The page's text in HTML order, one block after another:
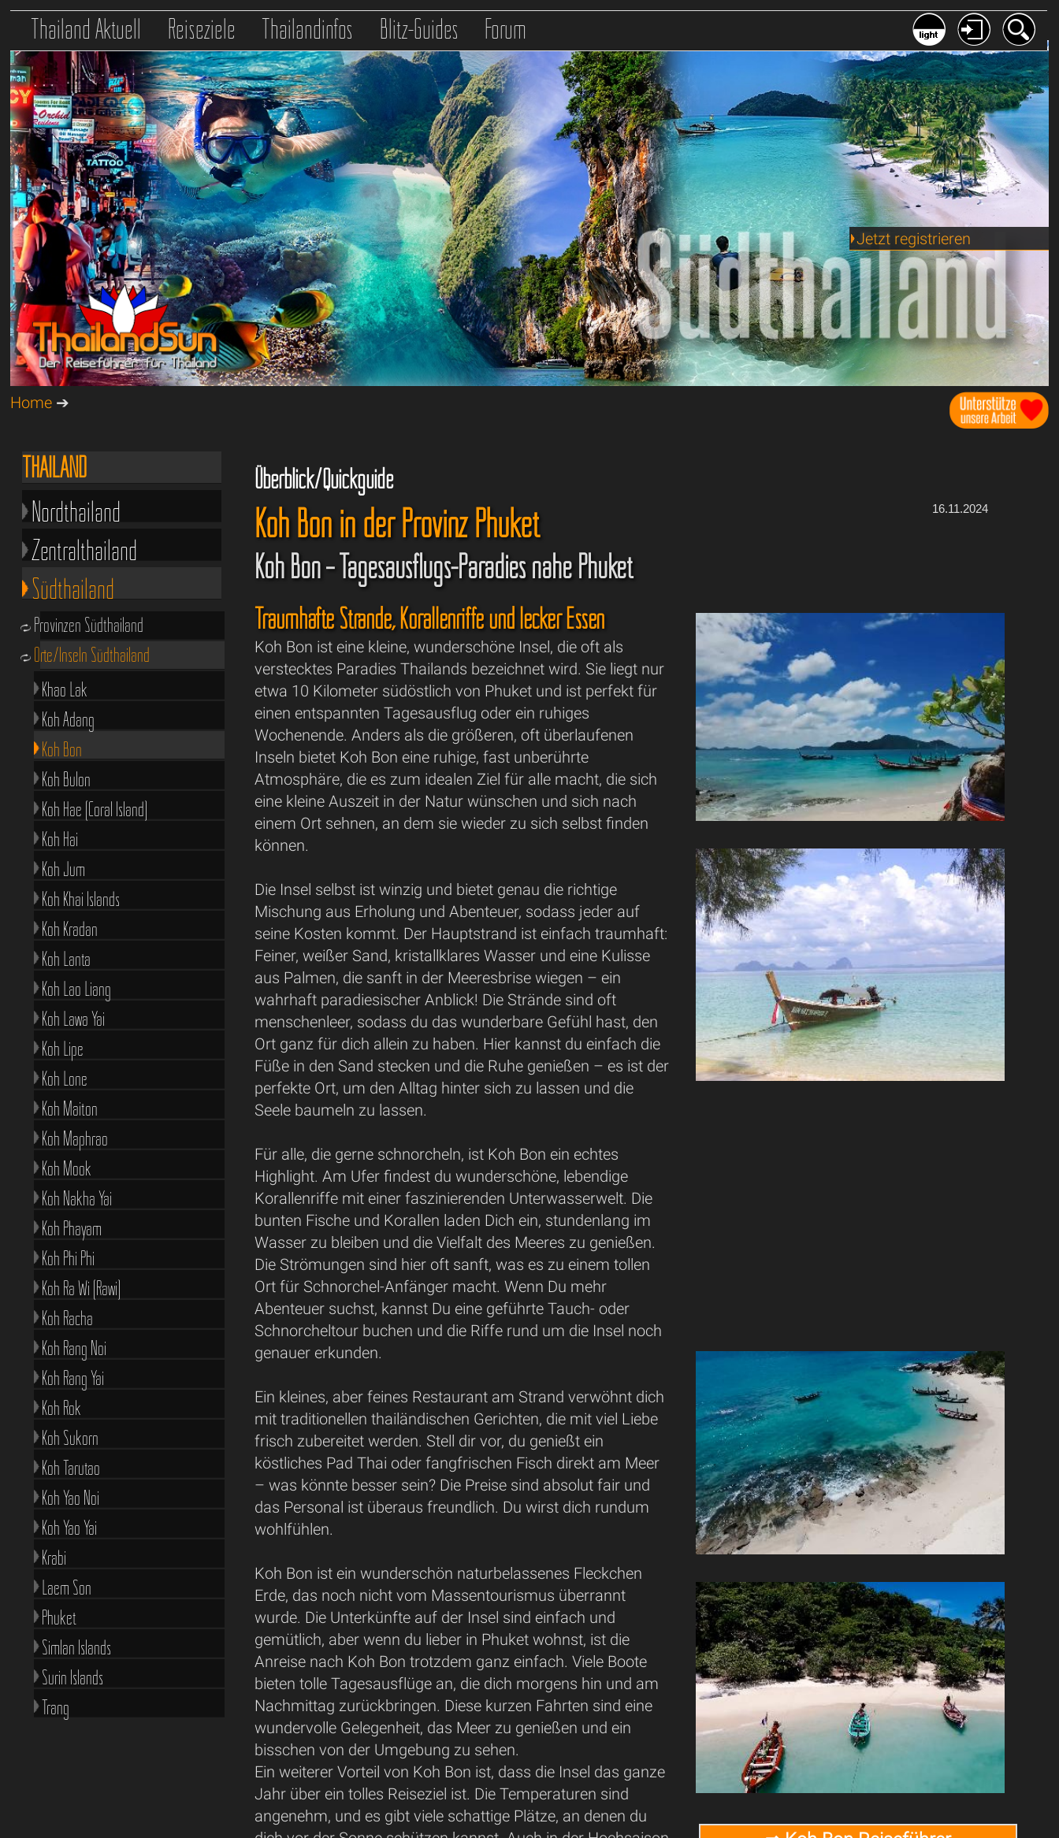
Thailand Aktuell Reiseziele Thailandinfos Blitz-Guides Forum
Jetzt registrieren
Home ➔
Überblick/Quickguide
16.11.2024
Koh Bon in der Provinz Phuket
Koh Bon – Tagesausflugs-Paradies nahe Phuket
Traumhafte Strände, Korallenriffe und lecker Essen
Koh Bon ist eine kleine, wunderschöne Insel, die oft als
verstecktes Paradies Thailands bezeichnet wird. Sie liegt nur
etwa 10 Kilometer südöstlich von Phuket und ist perfekt für
einen entspannten Tagesausflug oder ein ruhiges
Wochenende. Anders als die größeren, oft überlaufenen
Inseln bietet Koh Bon eine ruhige, fast unberührte
Atmosphäre, die es zum idealen Ziel für alle macht, die sich
eine kleine Auszeit in der Natur wünschen und sich nach
einem Ort sehnen, an dem sie wieder zu sich selbst finden
können.
Die Insel selbst ist winzig und bietet genau die richtige
Mischung aus Erholung und Abenteuer, sodass jeder auf
seine Kosten kommt. Der Hauptstrand ist einfach traumhaft:
Feiner, weißer Sand, kristallklares Wasser und eine Kulisse
aus Palmen, die sanft in der Meeresbrise wiegen – ein
wahrhaft paradiesischer Anblick! Die Strände sind oft
menschenleer, sodass du das wunderbare Gefühl hast, den
Ort ganz für dich allein zu haben. Hier kannst du einfach die
Füße in den Sand stecken und die Ruhe genießen – es ist der
perfekte Ort, um den Alltag hinter sich zu lassen und die
Seele baumeln zu lassen.
Für alle, die gerne schnorcheln, ist Koh Bon ein echtes
Highlight. Am Ufer findest du wunderschöne, lebendige
Korallenriffe mit einer faszinierenden Unterwasserwelt. Die
bunten Fische und Korallen laden Dich ein, stundenlang im
Wasser zu bleiben und die Vielfalt des Meeres zu genießen.
Die Strömungen sind hier oft sanft, was es zu einem tollen
Ort für Schnorchel-Anfänger macht. Wenn Du mehr
Abenteuer suchst, kannst Du eine geführte Tauch- oder
Schnorcheltour buchen und die Riffe rund um die Insel noch
genauer erkunden.
Ein kleines, aber feines Restaurant am Strand verwöhnt dich
mit traditionellen thailändischen Gerichten, die mit viel Liebe
frisch zubereitet werden. Stell dir vor, du genießt ein
köstliches Pad Thai oder fangfrischen Fisch direkt am Meer
– was könnte besser sein? Die Preise sind absolut fair und
das Personal ist überaus freundlich. Du wirst dich rundum
wohlfühlen.
Koh Bon ist ein wunderschön naturbelassenes Fleckchen
Erde, das noch nicht vom Massentourismus überrannt
wurde. Die Unterkünfte auf der Insel sind einfach und
gemütlich, aber wenn du lieber in Phuket wohnst, ist die
Anreise nach Koh Bon trotzdem ganz einfach. Viele Boote
bieten tolle Tagesausflüge an, die dich morgens hin und am
Nachmittag zurückbringen. Diese kurzen Fahrten sind eine
wundervolle Gelegenheit, das Meer zu genießen und ein
bisschen von der Umgebung zu sehen.
Ein weiterer Vorteil von Koh Bon ist, dass die Insel das ganze
Jahr über ein tolles Reiseziel ist. Die Temperaturen sind
angenehm, und es gibt viele schattige Plätze, an denen du
THAILAND
Nordthailand
Zentralthailand
Südthailand
Provinzen Südthailand
Orte/Inseln Südthailand
Khao Lak
Koh Adang
Koh Bon
Koh Bulon
Koh Hae (Coral Island)
Koh Hai
Koh Jum
Koh Khai Islands
Koh Kradan
Koh Lanta
Koh Lao Liang
Koh Lawa Yai
Koh Lipe
Koh Lone
Koh Maiton
Koh Maphrao
Koh Mook
Koh Nakha Yai
Koh Phayam
Koh Phi Phi
Koh Ra Wi (Rawi)
Koh Racha
Koh Rang Noi
Koh Rang Yai
Koh Rok
Koh Sukorn
Koh Tarutao
Koh Yao Noi
Koh Yao Yai
Krabi
Laem Son
Phuket
Simlan Islands
Surin Islands
Trang